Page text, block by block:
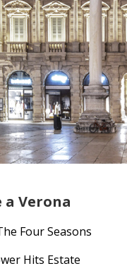
Verona
Four Seasons
Hits Estate